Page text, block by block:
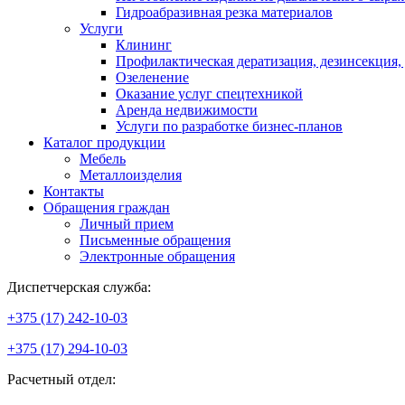
Гидроабразивная резка материалов
Услуги
Клининг
Профилактическая дератизация,
Озеленение
Оказание услуг спецтехникой
Аренда недвижимости
Услуги по разработке бизнес-планов
Каталог продукции
Мебель
Металлоизделия
Контакты
Обращения граждан
Личный прием
Письменные обращения
Электронные обращения
Диспетчерская служба:
+375 (17) 242-10-03
+375 (17) 294-10-03
Расчетный отдел: